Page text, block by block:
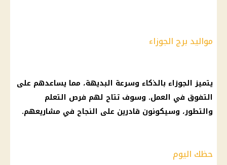
مواليد برج الجوزاء
يتميز الجوزاء بالذكاء وسرعة البديهة، مما يساعدهم على
التفوق في العمل. وسوف تتاح لهم فرص التعلم
والتطور، وسيكونون قادرين على النجاح في مشاريعهم.
حظك اليوم